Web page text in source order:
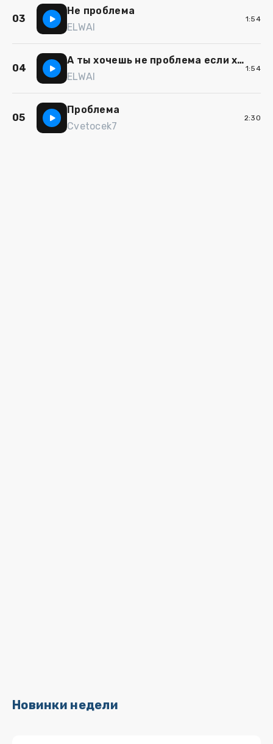
03
Не проблема
ELWAI
1:54
04
А ты хочешь не проблема если хочешь прокачу
ELWAI
1:54
05
Проблема
Cvetocek7
2:30
Новинки недели